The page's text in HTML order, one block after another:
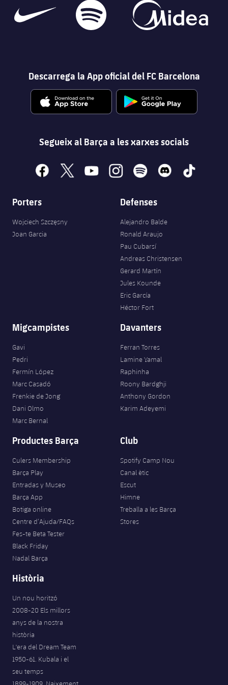
Descarrega la App oficial del FC Barcelona
Segueix al Barça a les xarxes socials
facebook
x youtubeinstagramspotify discord tiktok
Porters
Wojciech Szczęsny
Joan Garcia
Defenses
Alejandro Balde
Ronald Araujo
Pau Cubarsí
Andreas Christensen
Gerard Martín
Jules Kounde
Eric García
Héctor Fort
Migcampistes
Gavi
Pedri
Fermín López
Marc Casadó
Frenkie de Jong
Dani Olmo
Marc Bernal
Davanters
Ferran Torres
Lamine Yamal
Raphinha
Roony Bardghji
Anthony Gordon
Karim Adeyemi
Productes Barça
Culers Membership
Barça Play
Entradas y Museo
Barça App
Botiga online
Centre d’Ajuda/FAQs
Fes-te Beta Tester
Black Friday
Nadal Barça
Club
Spotify Camp Nou
Canal ètic
Escut
Himne
Treballa a les Barça
Stores
Història
Un nou horitzó
2008-20 Els millors
anys de la nostra
història
L'era del Dream Team
1950-61. Kubala i el
seu temps